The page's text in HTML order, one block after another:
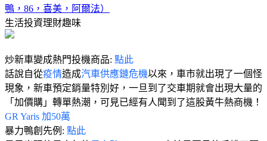
鴨，86，喜美，阿爾法）
生活投資理財趣味
炒新車變成熱門投機商品: 點此
話說自從疫情造成汽車供應鏈危機以來，車市就出現了一個怪
現象，新車預定銷量特別好，一旦到了交車期就會出現大量的
「加價購」轉單熱潮，可見已經有人聞到了這股黃牛熱商機！
GR Yaris 加50萬
暴力鴨創先例: 點此